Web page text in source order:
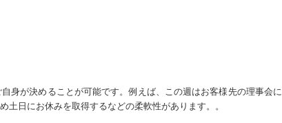
身が決めることが可能です。例えば、この週はお客様先の理事会に
日にお休みを取得するなどの柔軟性があります。。